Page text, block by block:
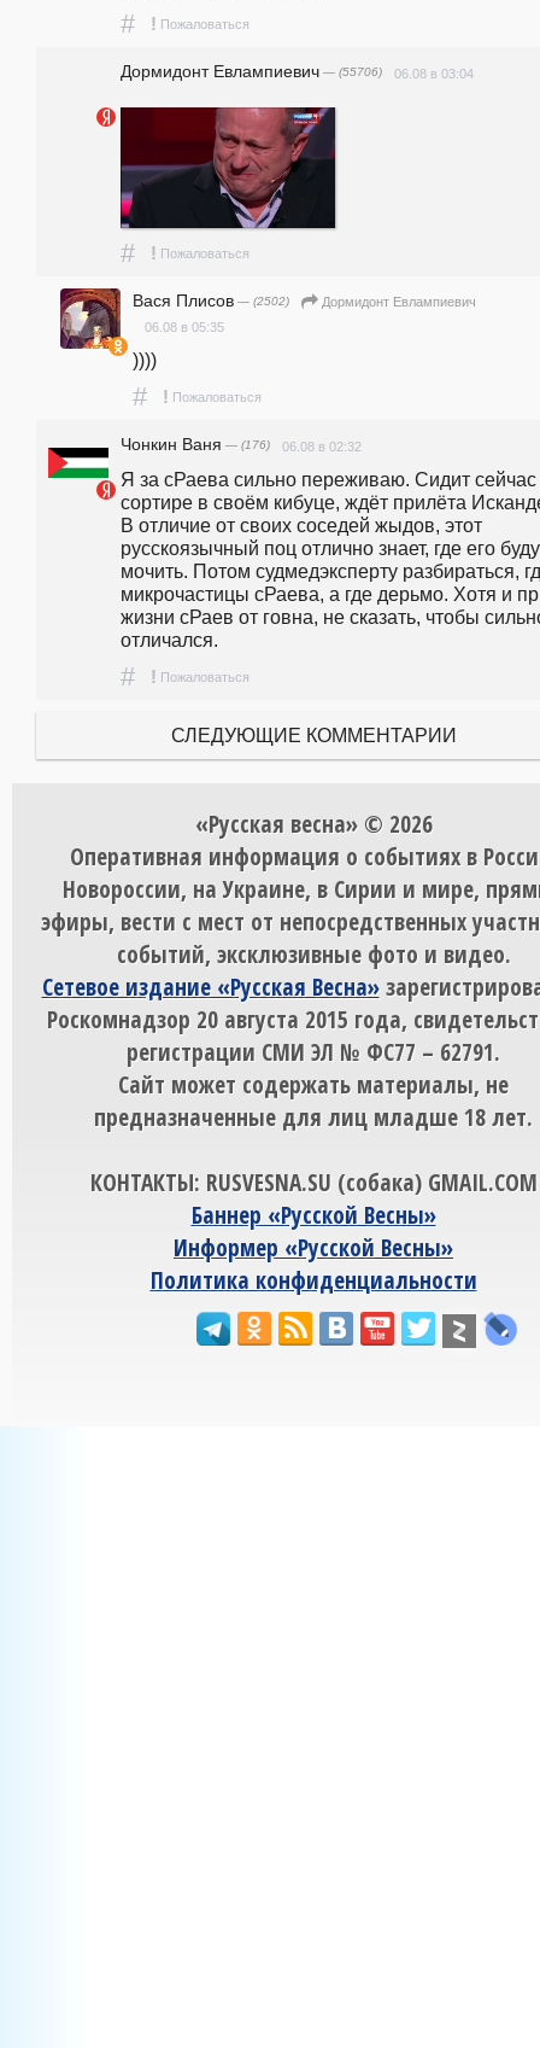
# ! Пожаловаться
Дормидонт Евлампиевич — (55706) 06.08 в 03:04
# ! Пожаловаться
Вася Плисов — (2502)
Дормидонт Евлампиевич
06.08 в 05:35
))))
# ! Пожаловаться
Чонкин Ваня — (176) 06.08 в 02:32
Я за сРаева сильно переживаю. Сидит сейчас
сортире в своëм кибуце, ждëт прилëта
В отличие от своих соседей жыдов, этот
русскоязычный поц отлично знает, где его
мочить. Потом судмедэксперту разбираться,
микрочастицы сРаева, а где дерьмо. Хотя и
жизни сРаев от говна, не сказать, чтобы
отличался.
# ! Пожаловаться
СЛЕДУЮЩИЕ КОММЕНТАРИИ
«Русская весна» © 2026
Оперативная информация о событиях в
Новороссии, на Украине, в Сирии и мире,
эфиры, вести с мест от непосредственных
событий, эксклюзивные фото и видео.
Сетевое издание «Русская Весна»
Роскомнадзор 20 августа 2015 года,
регистрации СМИ ЭЛ № ФС77 – 62791.
Сайт может содержать материалы, не
предназначенные для лиц младше 18 лет.
КОНТАКТЫ: RUSVESNA.SU (собака) GMAIL.COM
Баннер «Русской Весны»
Информер «Русской Весны»
Политика конфиденциальности